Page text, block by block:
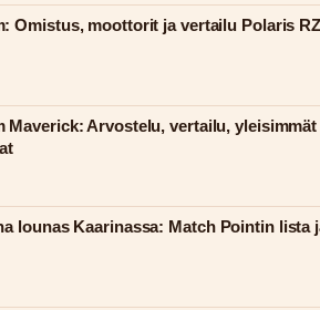
Omistus, moottorit ja vertailu Polaris
Maverick: Arvostelu, vertailu, yleisimmät
lounas Kaarinassa: Match Pointin lista